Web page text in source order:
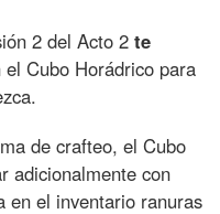
2 del Acto 2te
el Cubo Horádrico para
de crafteo, el Cubo
adicionalmente con
en el inventario ranuras